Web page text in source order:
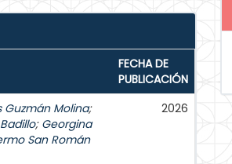
FECHA DE
PUBLICACIÓN
Guzmán Molina;
; Georgina
San Román
2026